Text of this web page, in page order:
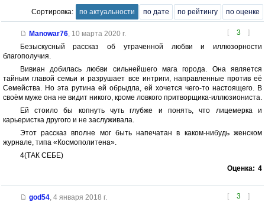
Сортировка: по актуальности по дате по рейтингу по оценке
[ 3 ]
Manowar76, 10 марта 2020 г.
Безыскусный рассказ об утраченной любви и иллюзорности
благополучия.
Вивиан добилась любви сильнейшего мага города. Она является
тайным главой семьи и разрушает все интриги, направленные против её
Семейства. Но эта рутина ей обрыдла, ей хочется чего-то настоящего. В
своём муже она не видит никого, кроме ловкого притворщика-иллюзиониста.
Ей стоило бы копнуть чуть глубже и понять, что лицемерка и
карьеристка другого и не заслуживала.
Этот рассказ вполне мог быть напечатан в каком-нибудь женском
журнале, типа «Космополитена».
4(ТАК СЕБЕ)
Оценка: 4
[ 3 ]
god54, 4 января 2018 г.